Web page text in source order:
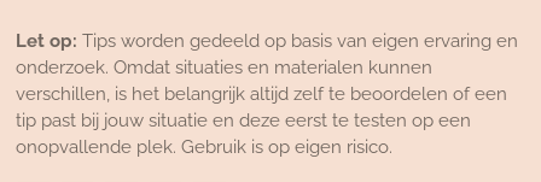
Let op: Tips worden gedeeld op basis van eigen ervaring en
onderzoek. Omdat situaties en materialen kunnen
verschillen, is het belangrijk altijd zelf te beoordelen of een
tip past bij jouw situatie en deze eerst te testen op een
onopvallende plek. Gebruik is op eigen risico.